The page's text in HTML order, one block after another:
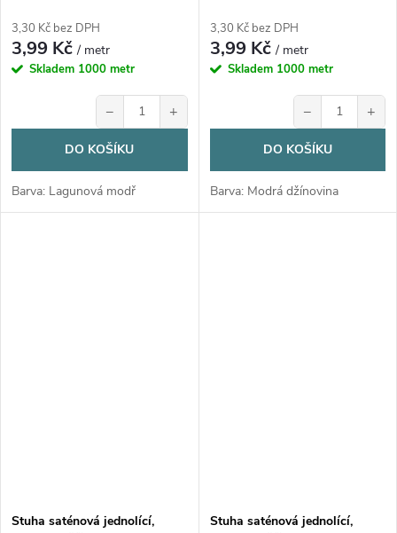
3,30 Kč bez DPH
3,99 Kč/ metr
Skladem 1000 metr
− +
DO KOŠÍKU
Barva: Lagunová modř
3,30 Kč bez DPH
3,99 Kč/ metr
Skladem 1000 metr
− +
DO KOŠÍKU
Barva: Modrá džínovina
Stuha saténová jednolící,
Stuha saténová jednolící,